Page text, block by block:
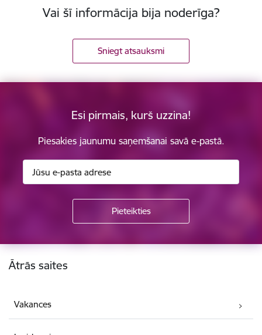
Vai šī informācija bija noderīga?
Sniegt atsauksmi
Esi pirmais, kurš uzzina!
Piesakies jaunumu saņemšanai savā e-pastā.
Kājene
Ātrās saites
Vakances